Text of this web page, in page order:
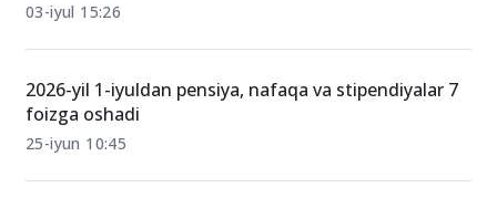
03-iyul 15:26
2026-yil 1-iyuldan pensiya, nafaqa va stipendiyalar 7
foizga oshadi
25-iyun 10:45